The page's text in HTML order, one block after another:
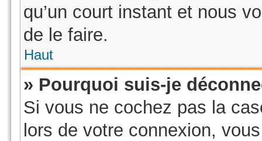
qu’un court instant et nous
de le faire.
Haut
» Pourquoi suis-je
Si vous ne cochez pas la
lors de votre connexion,